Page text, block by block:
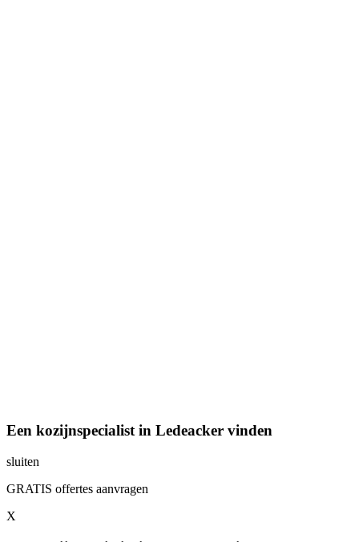
Een kozijnspecialist in Ledeacker vinden
sluiten
GRATIS offertes aanvragen
X